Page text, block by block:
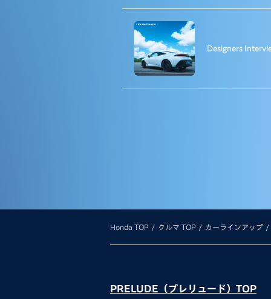
Designers
Honda TOP クルマ TOP カーラインアップ
PRELUDE（プレリュード）TOP